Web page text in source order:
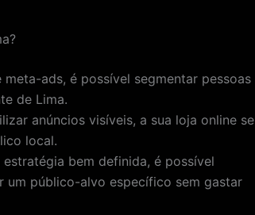
meta-ads, é possível segmentar pessoas
de Lima.
anúncios visíveis, a sua loja online se
local.
estratégia bem definida, é possível
um público-alvo específico sem gastar